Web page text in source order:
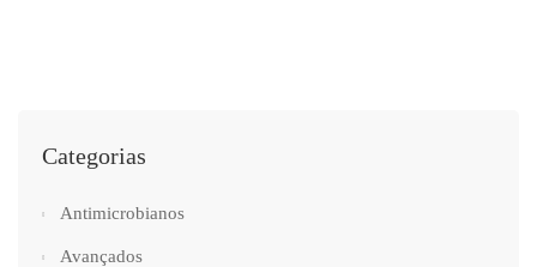
Categorias
Antimicrobianos
Avançados